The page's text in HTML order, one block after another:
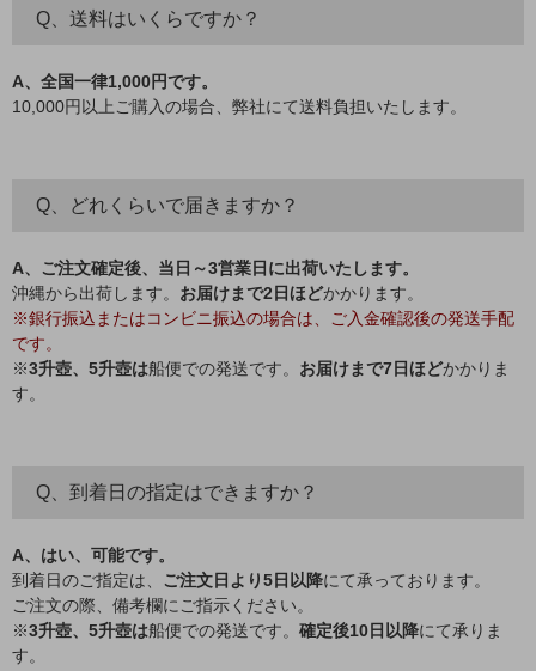
Q、送料はいくらですか？
A、全国一律1,000円です。
10,000円以上ご購入の場合、弊社にて送料負担いたします。
Q、どれくらいで届きますか？
A、ご注文確定後、当日～3営業日に出荷いたします。
沖縄から出荷します。 お届けまで2日ほどかかります。
※銀行振込またはコンビニ振込の場合は、ご入金確認後の発送手配
です。
※3升壺、5升壺は船便での発送です。 お届けまで7日ほどかかりま
す。
Q、到着日の指定はできますか？
A、はい、可能です。
到着日のご指定は、 ご注文日より5日以降にて承っております。
ご注文の際、備考欄にご指示ください。
※3升壺、5升壺は船便での発送です。 確定後10日以降にて承りま
す。